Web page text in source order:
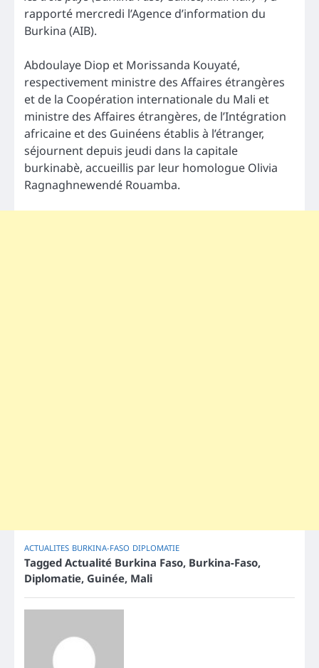
rapporté mercredi l’Agence d’information du
Burkina (AIB).
Abdoulaye Diop et Morissanda Kouyaté,
respectivement ministre des Affaires étrangères
et de la Coopération internationale du Mali et
ministre des Affaires étrangères, de l’Intégration
africaine et des Guinéens établis à l’étranger,
séjournent depuis jeudi dans la capitale
burkinabè, accueillis par leur homologue Olivia
Ragnaghnewendé Rouamba.
ACTUALITES BURKINA-FASO DIPLOMATIE
Tagged Actualité Burkina Faso, Burkina-Faso,
Diplomatie, Guinée, Mali